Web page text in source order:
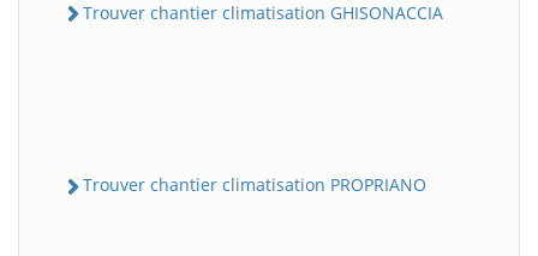
Trouver chantier climatisation GHISONACCIA
Trouver chantier climatisation PROPRIANO